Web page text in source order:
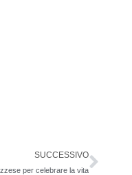
SUCCESSIVO
per celebrare la vita